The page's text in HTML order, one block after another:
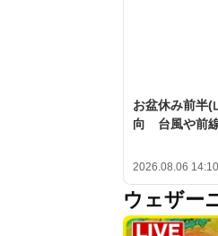
お盆休み前半(
向 台風や前
2026.08.06 14:10
ウェザー